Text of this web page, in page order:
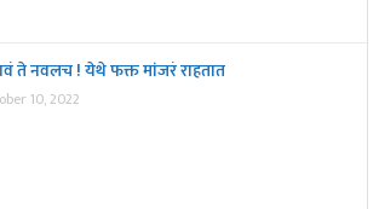
ते नवलच ! येथे फक्त मांजरं राहतात
10, 2022